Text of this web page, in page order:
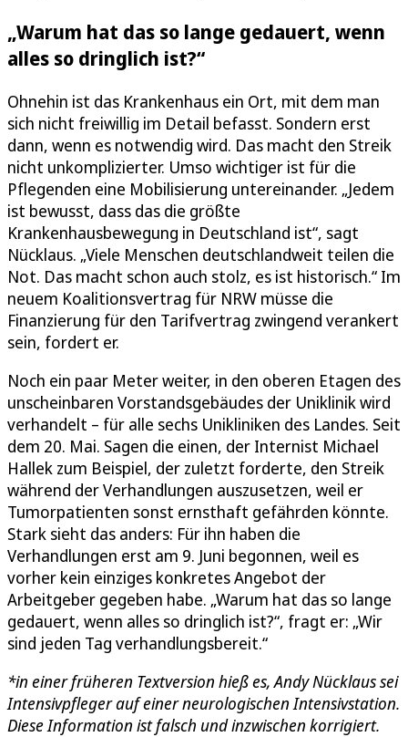
„Warum hat das so lange gedauert, wenn
alles so dringlich ist?“
Ohnehin ist das Krankenhaus ein Ort, mit dem man
sich nicht freiwillig im Detail befasst. Sondern erst
dann, wenn es notwendig wird. Das macht den Streik
nicht unkomplizierter. Umso wichtiger ist für die
Pflegenden eine Mobilisierung untereinander. „Jedem
ist bewusst, dass das die größte
Krankenhausbewegung in Deutschland ist“, sagt
Nücklaus. „Viele Menschen deutschlandweit teilen die
Not. Das macht schon auch stolz, es ist historisch.“ Im
neuem Koalitionsvertrag für NRW müsse die
Finanzierung für den Tarifvertrag zwingend verankert
sein, fordert er.
Noch ein paar Meter weiter, in den oberen Etagen des
unscheinbaren Vorstandsgebäudes der Uniklinik wird
verhandelt – für alle sechs Unikliniken des Landes. Seit
dem 20. Mai. Sagen die einen, der Internist Michael
Hallek zum Beispiel, der zuletzt forderte, den Streik
während der Verhandlungen auszusetzen, weil er
Tumorpatienten sonst ernsthaft gefährden könnte.
Stark sieht das anders: Für ihn haben die
Verhandlungen erst am 9. Juni begonnen, weil es
vorher kein einziges konkretes Angebot der
Arbeitgeber gegeben habe. „Warum hat das so lange
gedauert, wenn alles so dringlich ist?“, fragt er: „Wir
sind jeden Tag verhandlungsbereit.“
*in einer früheren Textversion hieß es, Andy Nücklaus sei
Intensivpfleger auf einer neurologischen Intensivstation.
Diese Information ist falsch und inzwischen korrigiert.